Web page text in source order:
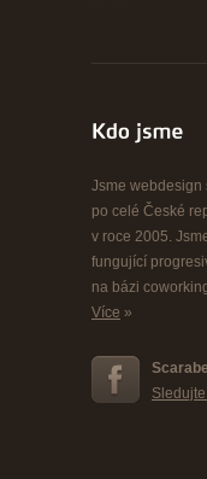
Jsme webdesign
po celé České
v roce 2005.
fungující
na bázi
Více »